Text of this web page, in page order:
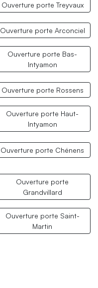
Ouverture porte Treyvaux
Ouverture porte Arconciel
Ouverture porte Bas-
Intyamon
Ouverture porte Rossens
Ouverture porte Haut-
Intyamon
Ouverture porte Chénens
Ouverture porte
Grandvillard
Ouverture porte Saint-
Martin